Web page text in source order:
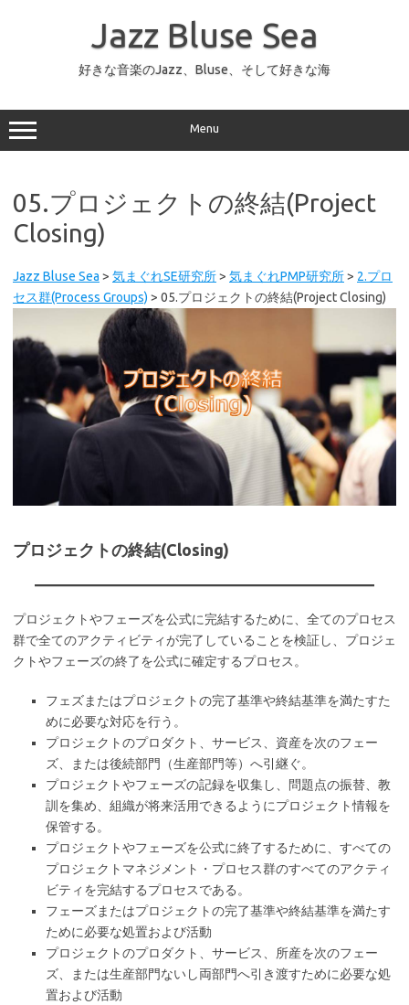
ッ
プ
Jazz Bluse Sea
好きな音楽のJazz、Bluse、そして好きな海
Menu
05.プロジェクトの終結(Project
Closing)
Jazz Bluse Sea > 気まぐれSE研究所> 気まぐれPMP研究所> 2.プロ
セス群(Process Groups) > 05.プロジェクトの終結(Project Closing)
プロジェクトの終結(Closing)
プロジェクトやフェーズを公式に完結するために、全てのプロセス
群で全てのアクティビティが完了していることを検証し、プロジェ
クトやフェーズの終了を公式に確定するプロセス。
フェズまたはプロジェクトの完了基準や終結基準を満たすた
めに必要な対応を行う。
プロジェクトのプロダクト、サービス、資産を次のフェー
ズ、または後続部門（生産部門等）へ引継ぐ。
プロジェクトやフェーズの記録を収集し、問題点の振替、教
訓を集め、組織が将来活用できるようにプロジェクト情報を
保管する。
プロジェクトやフェーズを公式に終了するために、すべての
プロジェクトマネジメント・プロセス群のすべてのアクティ
ビティを完結するプロセスである。
フェーズまたはプロジェクトの完了基準や終結基準を満たす
ために必要な処置および活動
プロジェクトのプロダクト、サービス、所産を次のフェー
ズ、または生産部門ないし両部門へ引き渡すために必要な処
置および活動